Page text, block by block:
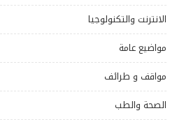
الانترنت والتكنولوجيا
مواضيع عامة
مواقف و طرائف
الصحة والطب